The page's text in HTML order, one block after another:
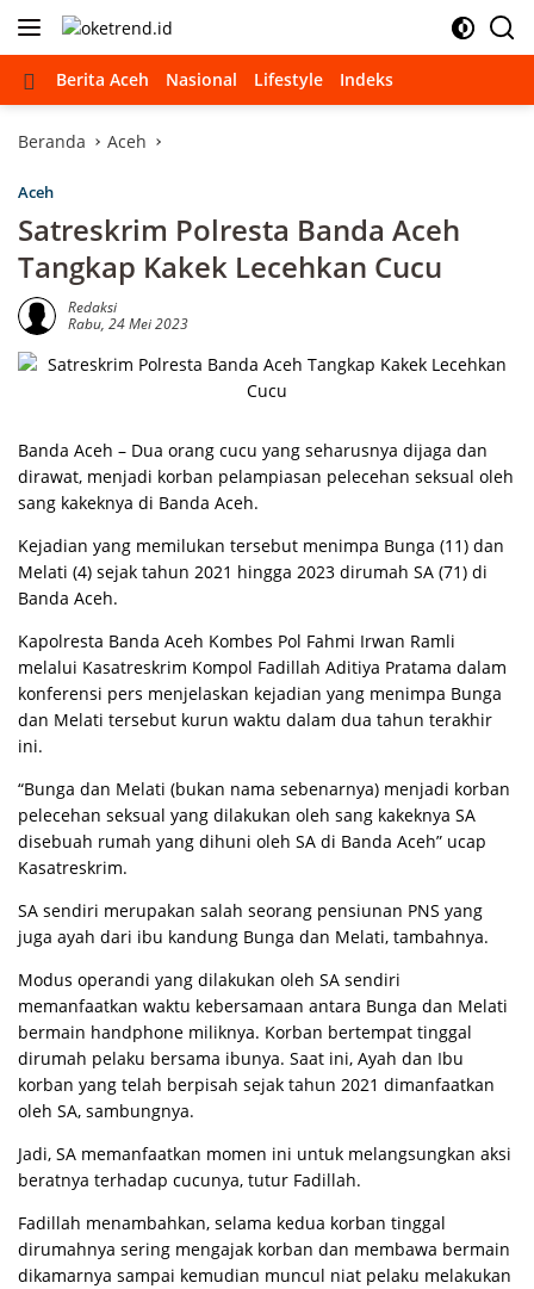
Langsung
Beranda
Berita Aceh Nasional Lifestyle Indeks
Beranda Aceh
Aceh
Satreskrim Polresta Banda Aceh
Tangkap Kakek Lecehkan Cucu
Redaksi
Rabu, 24 Mei 2023
Banda Aceh – Dua orang cucu yang seharusnya dijaga dan
dirawat, menjadi korban pelampiasan pelecehan seksual oleh
sang kakeknya di Banda Aceh.
Kejadian yang memilukan tersebut menimpa Bunga (11) dan
Melati (4) sejak tahun 2021 hingga 2023 dirumah SA (71) di
Banda Aceh.
Kapolresta Banda Aceh Kombes Pol Fahmi Irwan Ramli
melalui Kasatreskrim Kompol Fadillah Aditiya Pratama dalam
konferensi pers menjelaskan kejadian yang menimpa Bunga
dan Melati tersebut kurun waktu dalam dua tahun terakhir
ini.
“Bunga dan Melati (bukan nama sebenarnya) menjadi korban
pelecehan seksual yang dilakukan oleh sang kakeknya SA
disebuah rumah yang dihuni oleh SA di Banda Aceh” ucap
Kasatreskrim.
SA sendiri merupakan salah seorang pensiunan PNS yang
juga ayah dari ibu kandung Bunga dan Melati, tambahnya.
Modus operandi yang dilakukan oleh SA sendiri
memanfaatkan waktu kebersamaan antara Bunga dan Melati
bermain handphone miliknya. Korban bertempat tinggal
dirumah pelaku bersama ibunya. Saat ini, Ayah dan Ibu
korban yang telah berpisah sejak tahun 2021 dimanfaatkan
oleh SA, sambungnya.
Jadi, SA memanfaatkan momen ini untuk melangsungkan aksi
beratnya terhadap cucunya, tutur Fadillah.
Fadillah menambahkan, selama kedua korban tinggal
dirumahnya sering mengajak korban dan membawa bermain
dikamarnya sampai kemudian muncul niat pelaku melakukan